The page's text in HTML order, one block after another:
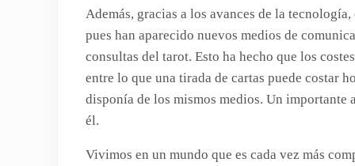
Además, gracias a los avances de la
pues han aparecido nuevos medios de
consultas del tarot. Esto ha hecho que los
entre lo que una tirada de cartas puede costar
disponía de los mismos medios. Un importante
él.
Vivimos en un mundo que es cada vez más